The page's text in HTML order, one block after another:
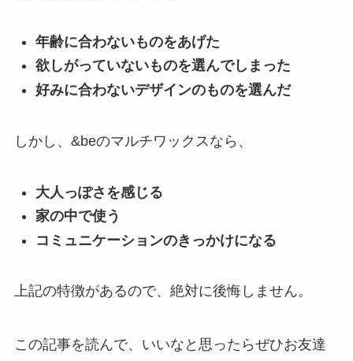
年齢に合わないものをあげた
欲しがっていないものを選んでしまった
好みに合わないデザインのものを選んだ
しかし、&beのマルチワックスなら、
大人っぽさを感じる
家の中で使う
コミュニケーションのきっかけになる
上記の特徴があるので、絶対に後悔しません。
この記事を読んで、いいなと思ったらぜひお友達